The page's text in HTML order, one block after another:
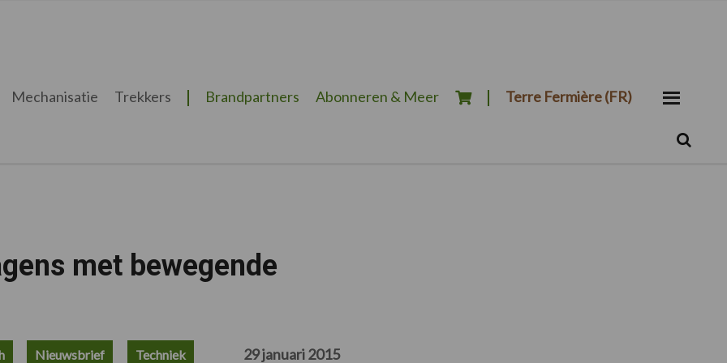
Mechanisatie Trekkers Brandpartners Abonneren & Meer Terre Fermière (FR)
met bewegende
Nieuwsbrief Techniek 29 januari 2015